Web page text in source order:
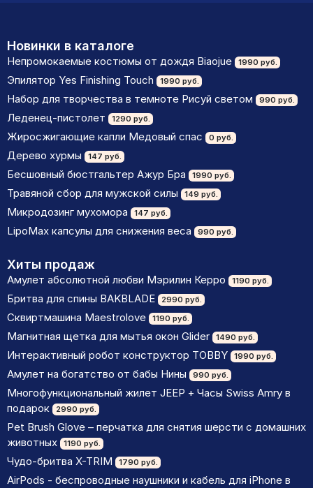
Новинки в каталоге
Непромокаемые костюмы от дождя Biaojue 1990 руб.
Эпилятор Yes Finishing Touch 1990 руб.
Набор для творчества в темноте Рисуй светом 990 руб.
Леденец-пистолет 1290 руб.
Жиросжигающие капли Медовый спас 0 руб.
Дерево хурмы 147 руб.
Бесшовный бюстгальтер Ажур Бра 1990 руб.
Травяной сбор для мужской силы 149 руб.
Микродозинг мухомора 147 руб.
LipoМax капсулы для снижения веса 990 руб.
Хиты продаж
Амулет абсолютной любви Мэрилин Керро 1190 руб.
Бритва для спины BAKBLADE 2990 руб.
Сквиртмашина Maestrolove 1190 руб.
Магнитная щетка для мытья окон Glider 1490 руб.
Интерактивный робот конструктор TOBBY 1990 руб.
Амулет на богатство от бабы Нины 990 руб.
Многофункциональный жилет JEEP + Часы Swiss Amry в
подарок
2990 руб.
Pet Brush Glove – перчатка для снятия шерсти с домашних
животных
1190 руб.
Чудо-бритва X-TRIM 1790 руб.
AirPods - беспроводные наушники и кабель для iPhone в